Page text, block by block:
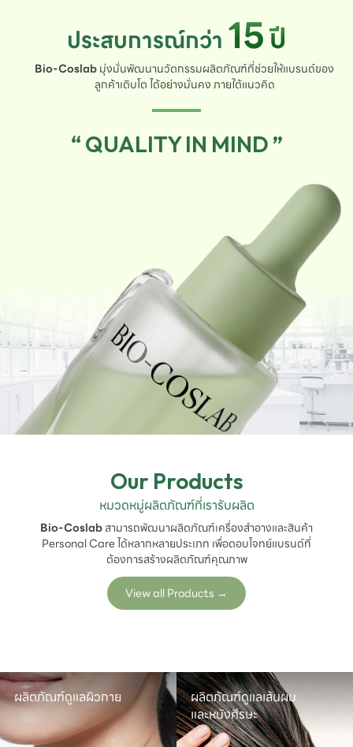
ประสบการณ์กว่า 15ปี
Bio-Coslabมุ่งมั่นพัฒนานวัตกรรมผลิตภัณฑ์ที่ช่วยให้แบรนด์ของ
ลูกค้าเติบโต ได้อย่างมั่นคง ภายใต้แนวคิด
“ QUALITY IN MIND ”
Our Products
หมวดหมู่ผลิตภัณฑ์ที่เรารับผลิต
Bio-Coslabสามารถพัฒนาผลิตภัณฑ์เครื่องสำอางและสินค้า
Personal Care ได้หลากหลายประเภท เพื่อตอบโจทย์แบรนด์ที่
ต้องการสร้างผลิตภัณฑ์คุณภาพ
View all Products →
ผลิตภัณฑ์ดูแลผิวกาย
ผลิตภัณฑ์ดูแลเส้นผม
และหนังศีรษะ